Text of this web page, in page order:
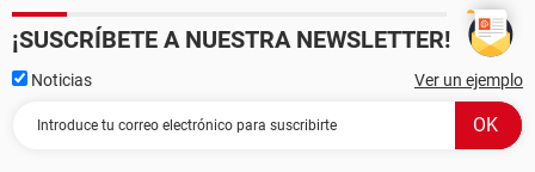
¡SUSCRÍBETE A NUESTRA NEWSLETTER!
Noticias Ver un ejemplo